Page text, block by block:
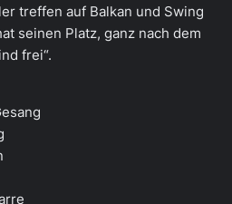
treffen auf Balkan und Swing
seinen Platz, ganz nach dem
frei“.